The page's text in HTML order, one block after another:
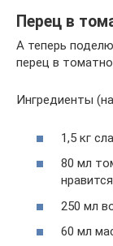
Перец в
А теперь
перец в
Ингредиенты
1,5 кг
80 мл
250 мл
60 мл